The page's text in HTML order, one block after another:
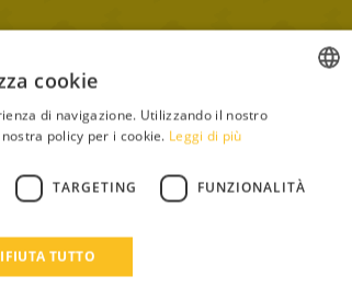
FRENCH
cookie
di navigazione. Utilizzando il nostro
policy per i cookie. Leggi di più
TARGETING FUNZIONALITÀ
TUTTO